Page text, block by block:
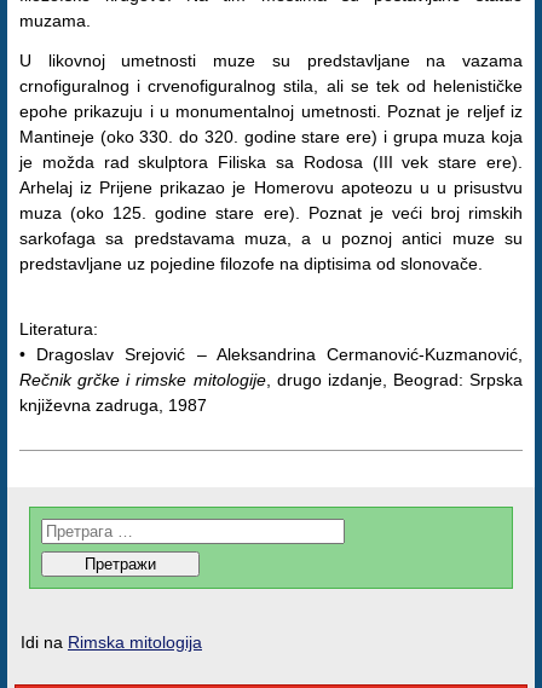
muzama.
U likovnoj umetnosti muze su predstavljane na vazama
crnofiguralnog i crvenofiguralnog stila, ali se tek od helenističke
epohe prikazuju i u monumentalnoj umetnosti. Poznat je reljef iz
Mantineje (oko 330. do 320. godine stare ere) i grupa muza koja
je možda rad skulptora Filiska sa Rodosa (III vek stare ere).
Arhelaj iz Prijene prikazao je Homerovu apoteozu u u prisustvu
muza (oko 125. godine stare ere). Poznat je veći broj rimskih
sarkofaga sa predstavama muza, a u poznoj antici muze su
predstavljane uz pojedine filozofe na diptisima od slonovače.
Literatura:
• Dragoslav Srejović – Aleksandrina Cermanović-Kuzmanović,
Rečnik grčke i rimske mitologije, drugo izdanje, Beograd: Srpska
književna zadruga, 1987
Idi na Rimska mitologija